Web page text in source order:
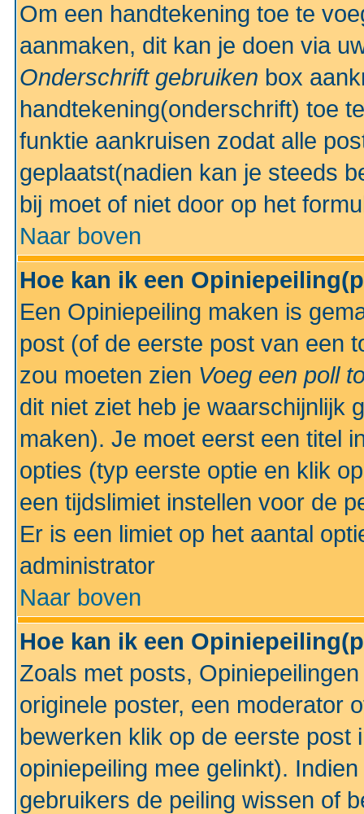
Om een handtekening toe te
aanmaken, dit kan je doen via
Onderschrift gebruiken box
handtekening(onderschrift) toe
funktie aankruisen zodat alle
geplaatst(nadien kan je steeds
bij moet of niet door op het
Naar boven
Hoe kan ik een
Een Opiniepeiling maken is
post (of de eerste post van een
zou moeten zien Voeg een poll
dit niet ziet heb je waarschijnlijk
maken). Je moet eerst een titel
opties (typ eerste optie en klik
een tijdslimiet instellen voor de
Er is een limiet op het aantal
administrator
Naar boven
Hoe kan ik een
Zoals met posts,
originele poster, een moderator
bewerken klik op de eerste post
opiniepeiling mee gelinkt).
gebruikers de peiling wissen of